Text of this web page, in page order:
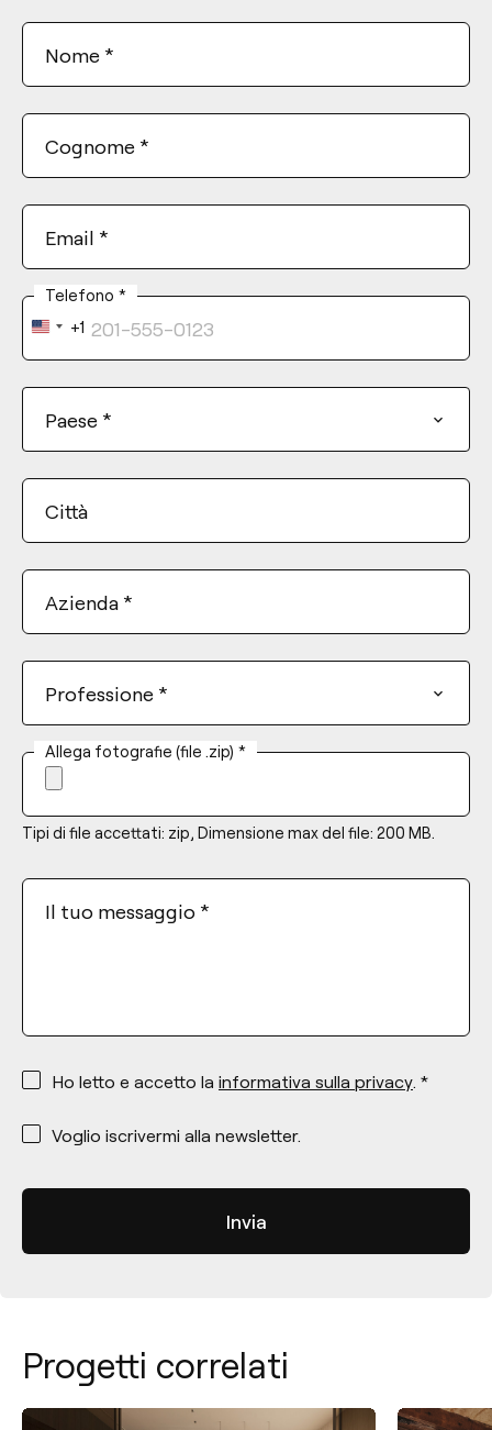
Nome *
Cognome *
Email *
Telefono *
United
States
+1
Paese *
Città
Azienda *
Professione *
Allega fotografie (file .zip) *
Tipi di file accettati: zip, Dimensione max del file: 200 MB.
Il tuo messaggio *
*
Ho letto e accetto la informativa sulla privacy. *
*
Voglio iscrivermi alla newsletter.
Progetti correlati